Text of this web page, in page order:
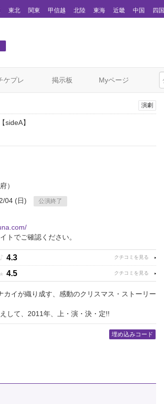
東北 関東 甲信越 北陸 東海 近畿 中国 四国
ケプレ 掲示板 Myページ
演劇
sideA】
）
04 (日)
公演終了
トでご確認ください。
♪ 4.3
★ 4.5
カイが織り成す、感動のクリスマス・ストーリー
して、2011年、上・演・決・定!!
埋め込みコード